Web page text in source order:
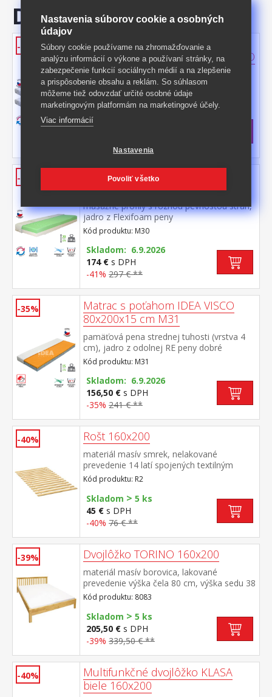
DOKÚPIŤ
-50%
Matrac s poťahom IDEA TRIAN
80x200x14 - Akcia 1 + 1 ZADARMO
dva matrace za cenu jedného pamäťová
pena rôznych tuhostí v panvových zónach
pre odľahčenie kĺbom a celému
pohybovému aparátu 7-zónová anatomická
masážna profilácia prináša veľmi jemnú
masáž v priebehu spánku matrac s Visco
vhodná pre všetky typy roštov poťah
nosnosť do 120 kg
Kód produktu: M32s
Skladom
-41%
Matrac s poťahom IDEA PARTNER
80x200x20 M30
masážne profily s rôznou pevnosťou strán,
jadro z Flexifoam peny
povrch vyprofilovaný do 7 anatomických
zón na oboch stranách tvrdá (biela) a
mäkká (svetlo zelená) strana vhodný pre
všetky typy roštov vhodný pre alergikov,
poťah snímateľný a prateľný do 60 °C
Kód produktu: M30
Skladom: 6.9.2026
174 € s DPH
-41% 297 € **
-35%
Matrac s poťahom IDEA VISCO
80x200x15 cm M31
pamäťová pena strednej tuhosti (vrstva 4
cm), jadro z odolnej RE peny dobré
ortopedické vlastností a dlhá životnosť
matraca vhodný pre všetky typy roštov
poťah priedušný, vyrobený z dvoch častí,
snímateľný a prateľný do 60 °C odporúčaná
nosnosť do 130 kg
Kód produktu: M31
Skladom: 6.9.2026
156,50 € s DPH
-35% 241 € **
-40% Rošt 160x200
materiál masív smrek, nelakované
prevedenie 14 latí spojených textilným
tkalúnom
Kód produktu: R2
Skladom > 5 ks
45 € s DPH
-40% 76 € **
-39% Dvojlôžko TORINO 160x200
materiál masív borovica, lakované
prevedenie výška čela 80 cm, výška sedu 38
cm, cena bez roštu a matraca minimálna
odporúčaná výška matraca 15 cm
odporúčaný rozmer matraca 160 × 200 cm
alebo 2 kusy 80 × 200 cm a rošt R2
odporúčaná nosnosť do 120 kg na každej
polovici postele
Kód produktu: 8083
Skladom > 5 ks
205,50 € s DPH
-39% 339,50 € **
-40%
Multifunkčné dvojlôžko KLASA
biele 160x200
Nastavenia súborov cookie a osobných
údajov
Súbory cookie používame na zhromažďovanie a
analýzu informácií o výkone a používaní stránky, na
zabezpečenie funkcií sociálnych médií a na zlepšenie
a prispôsobenie obsahu a reklám. So súhlasom
môžeme tiež odovzdať určité osobné údaje
marketingovým platformám na marketingové účely.
Viac informácií
Nastavenia
Povoliť všetko